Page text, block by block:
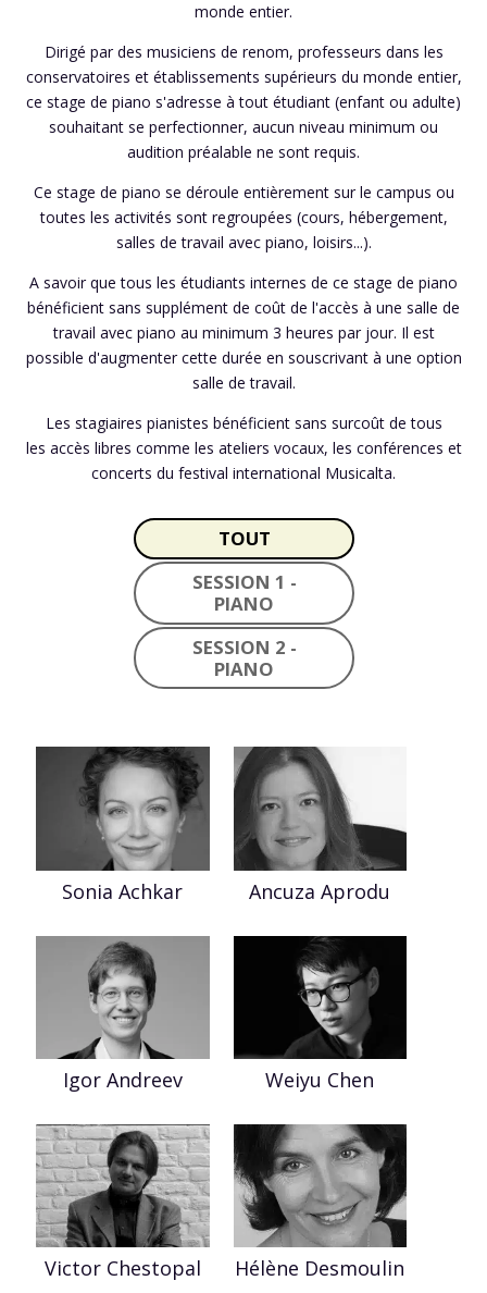
monde entier.
Dirigé par des musiciens de renom, professeurs dans les
conservatoires et établissements supérieurs du monde entier,
ce stage de piano s'adresse à tout étudiant (enfant ou adulte)
souhaitant se perfectionner, aucun niveau minimum ou
audition préalable ne sont requis.
Ce stage de piano se déroule entièrement sur le campus ou
toutes les activités sont regroupées (cours, hébergement,
salles de travail avec piano, loisirs...).
A savoir que tous les étudiants internes de ce stage de piano
bénéficient sans supplément de coût de l'accès à une salle de
travail avec piano au minimum 3 heures par jour. Il est
possible d'augmenter cette durée en souscrivant à une option
salle de travail.
Les stagiaires pianistes bénéficient sans surcoût de tous
les accès libres comme les ateliers vocaux, les conférences et
concerts du festival international Musicalta.
TOUT
SESSION 1 -
PIANO
SESSION 2 -
PIANO
Sonia Achkar Ancuza Aprodu
Igor Andreev Weiyu Chen
Victor Chestopal Hélène Desmoulin